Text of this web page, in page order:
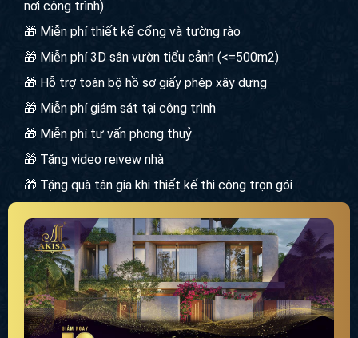
nơi công trình)
🎁 Miễn phí thiết kế cổng và tường rào
🎁 Miễn phí 3D sân vườn tiểu cảnh (<=500m2)
🎁 Hỗ trợ toàn bộ hồ sơ giấy phép xây dựng
🎁 Miễn phí giám sát tại công trình
🎁 Miễn phí tư vấn phong thuỷ
🎁 Tặng video reivew nhà
🎁 Tặng quà tân gia khi thiết kế thi công trọn gói